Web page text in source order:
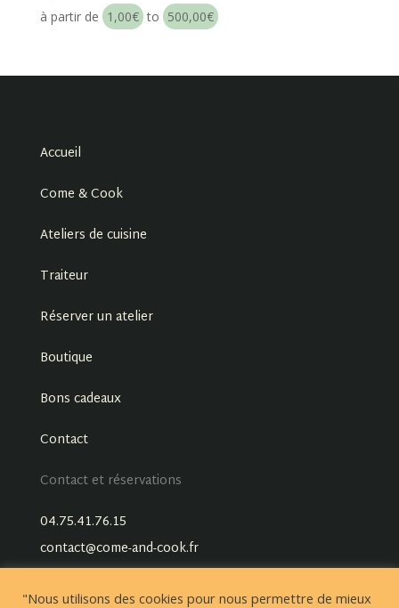
à partir de 1,00€ to 500,00€
Accueil
Come & Cook
Ateliers de cuisine
Traiteur
Réserver un atelier
Boutique
Bons cadeaux
Contact
Contact et réservations
04.75.41.76.15
contact@come-and-cook.fr
"Nous utilisons des cookies pour nous permettre de mieux